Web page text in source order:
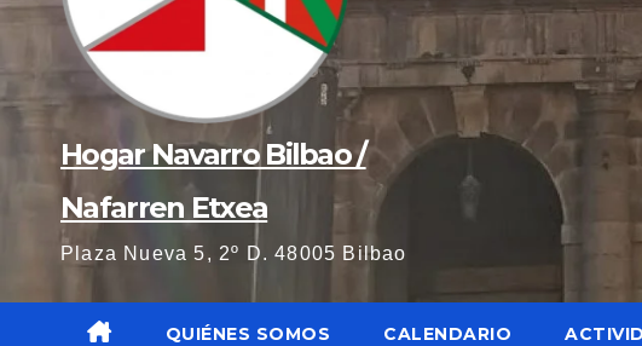
Hogar Navarro Bilbao /
Nafarren Etxea
Plaza Nueva 5, 2º D. 48005 Bilbao
QUIÉNES SOMOS CALENDARIO